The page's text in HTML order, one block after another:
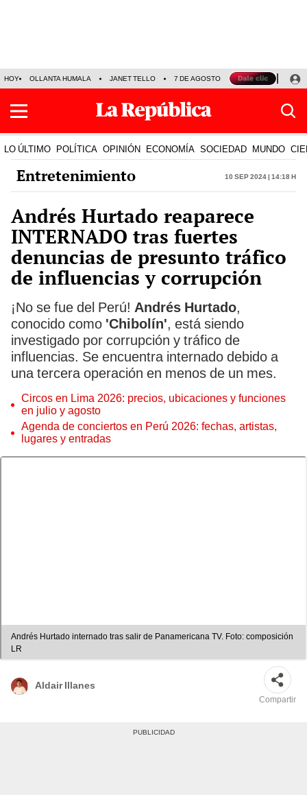
HOY OLLANTA HUMALA JANET TELLO 7 DE AGOSTO TINKA RESULTADOS
LO ÚLTIMO POLÍTICA OPINIÓN ECONOMÍA SOCIEDAD MUNDO
Entretenimiento 10 Sep 2024 | 14:18 h
Andrés Hurtado reaparece
INTERNADO tras fuertes
denuncias de presunto tráfico
de influencias y corrupción
¡No se fue del Perú! Andrés Hurtado,
conocido como 'Chibolín', está siendo
investigado por corrupción y tráfico de
influencias. Se encuentra internado debido a
una tercera operación en menos de un mes.
Circos en Lima 2026: precios, ubicaciones y funciones
en julio y agosto
Agenda de conciertos en Perú 2026: fechas, artistas,
lugares y entradas
Andrés Hurtado internado tras salir de Panamericana TV. Foto: composición
LR
Aldair Illanes
Compartir